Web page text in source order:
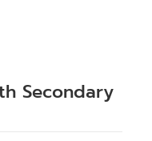
Secondary